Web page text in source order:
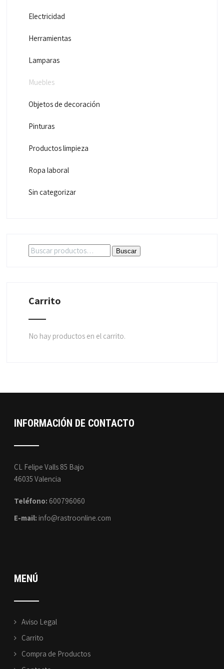
Electricidad
Herramientas
Lamparas
Muebles
Objetos de decoración
Pinturas
Productos limpieza
Ropa laboral
Sin categorizar
Buscar
por:
Buscar
Carrito
No hay productos en el carrito.
INFORMACIÓN DE CONTACTO
CL Felipe Valls 85 Bajo
46035 Valencia
Teléfono: 600796060
E-mail: info@rastroonline.com
MENÚ
Aviso Legal
Carrito
Compra de Productos